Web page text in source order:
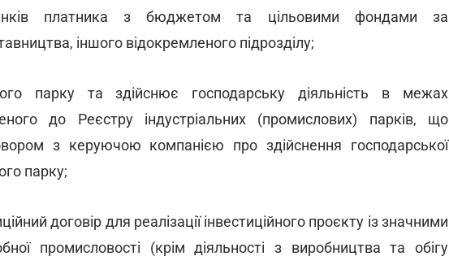
платника з бюджетом та цільовими фондами за
іншого відокремленого підрозділу;
парку та здійснює господарську діяльність в межах
до Реєстру індустріальних (промислових) парків, що
з керуючою компанією про здійснення господарської
парку;
договір для реалізації інвестиційного проєкту із значними
промисловості (крім діяльності з виробництва та обігу